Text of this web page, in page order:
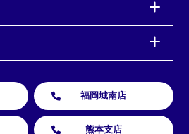
福岡城南店
熊本支店